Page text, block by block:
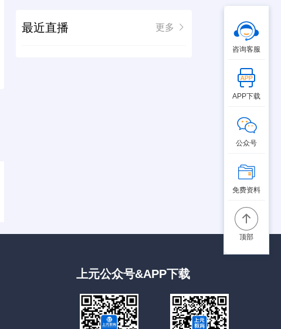
最近直播 更多
咨询客服
APP下载
公众号
免费资料
顶部
上元公众号&APP下载